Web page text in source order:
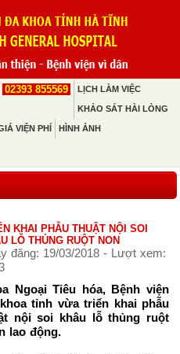
02393 855569 LỊCH LÀM VIỆC
KHẢO SÁT HÀI LÒNG
VIỆN PHÍ HÌNH ẢNH
KHAI PHẪU THUẬT NỘI SOI
LỖ THỦNG RUỘT NON
đăng: 19/03/2018 - Lượt xem:
Ngoại Tiêu hóa, Bệnh viện
tỉnh vừa triển khai phẫu
nội soi khâu lỗ thủng ruột
lao động.